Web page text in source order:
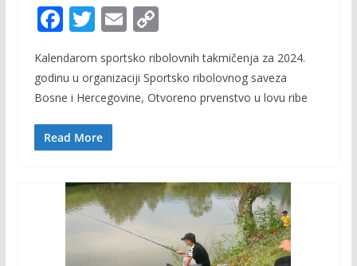
F
ac
e
b
o
o
T
itt
er
E
m
ai
l
C
o
p
y
Kalendarom sportsko ribolovnih takmičenja za 2024.
godinu u organizaciji Sportsko ribolovnog saveza
Bosne i Hercegovine, Otvoreno prvenstvo u lovu ribe
Read More